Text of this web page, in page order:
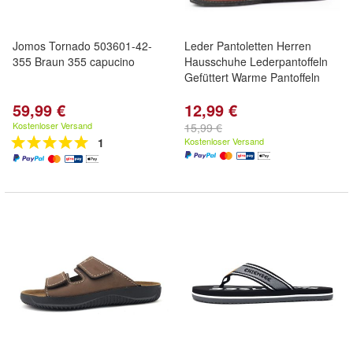
Jomos Tornado 503601-42-
355 Braun 355 capucino
59,99 €
Kostenloser Versand
1
Leder Pantoletten Herren
Hausschuhe Lederpantoffeln
Gefüttert Warme Pantoffeln
12,99 €
15,99 €
Kostenloser Versand